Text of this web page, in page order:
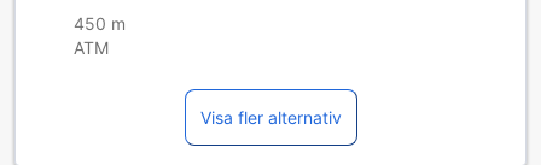
450 m
ATM
Visa fler alternativ